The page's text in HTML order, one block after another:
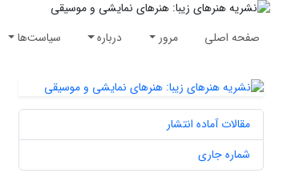
صفحه اصلی مرور درباره سیاست‌ها
مقالات آماده انتشار
شماره جاری